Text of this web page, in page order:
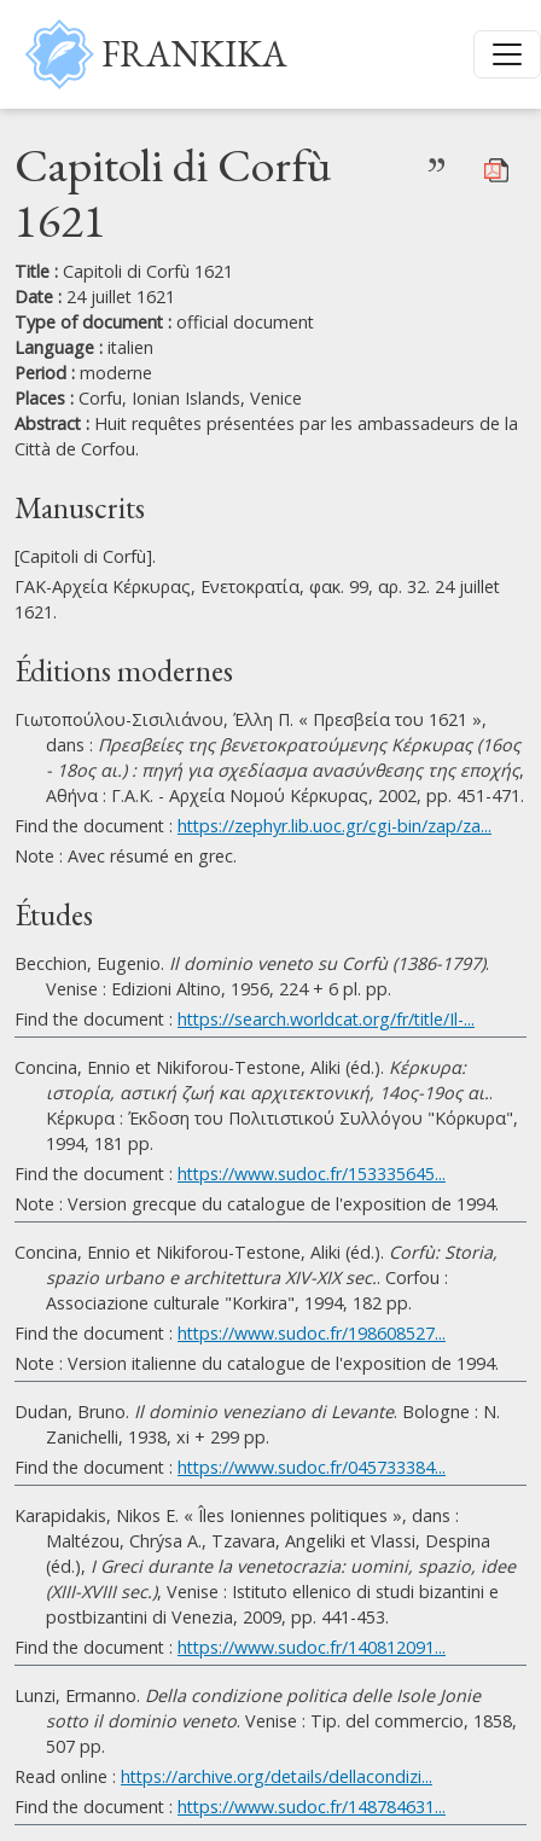
Skip to main content
FRANKIKA
Capitoli di Corfù
1621
”
Title : Capitoli di Corfù 1621
Date : 24 juillet 1621
Type of document : official document
Language : italien
Period : moderne
Places : Corfu, Ionian Islands, Venice
Abstract : Huit requêtes présentées par les ambassadeurs de la
Città de Corfou.
Manuscrits
[Capitoli di Corfù].
ΓΑΚ-Αρχεία Κέρκυρας, Ενετοκρατία, φακ. 99, αρ. 32. 24 juillet
1621.
Éditions modernes
Γιωτοπούλου-Σισιλιάνου, Έλλη Π. « Πρεσβεία του 1621 »,
dans : Πρεσβείες της βενετοκρατούμενης Κέρκυρας (16ος
- 18ος αι.) : πηγή για σχεδίασμα ανασύνθεσης της εποχής,
Αθήνα : Γ.Α.Κ. - Αρχεία Νομού Κέρκυρας, 2002, pp. 451-471.
Find the document : https://zephyr.lib.uoc.gr/cgi-bin/zap/za...
Note : Avec résumé en grec.
Études
Becchion, Eugenio. Il dominio veneto su Corfù (1386-1797).
Venise : Edizioni Altino, 1956, 224 + 6 pl. pp.
Find the document : https://search.worldcat.org/fr/title/Il-...
Concina, Ennio et Nikiforou-Testone, Aliki (éd.). Κέρκυρα:
ιστορία, αστική ζωή και αρχιτεκτονική, 14ος-19ος αι..
Κέρκυρα : Έκδοση του Πολιτιστικού Συλλόγου "Κόρκυρα",
1994, 181 pp.
Find the document : https://www.sudoc.fr/153335645...
Note : Version grecque du catalogue de l'exposition de 1994.
Concina, Ennio et Nikiforou-Testone, Aliki (éd.). Corfù: Storia,
spazio urbano e architettura XIV-XIX sec.. Corfou :
Associazione culturale "Korkira", 1994, 182 pp.
Find the document : https://www.sudoc.fr/198608527...
Note : Version italienne du catalogue de l'exposition de 1994.
Dudan, Bruno. Il dominio veneziano di Levante. Bologne : N.
Zanichelli, 1938, xi + 299 pp.
Find the document : https://www.sudoc.fr/045733384...
Karapidakis, Nikos E. « Îles Ioniennes politiques », dans :
Maltézou, Chrýsa A., Tzavara, Angeliki et Vlassi, Despina
(éd.), I Greci durante la venetocrazia: uomini, spazio, idee
(XIII-XVIII sec.), Venise : Istituto ellenico di studi bizantini e
postbizantini di Venezia, 2009, pp. 441-453.
Find the document : https://www.sudoc.fr/140812091...
Lunzi, Ermanno. Della condizione politica delle Isole Jonie
sotto il dominio veneto. Venise : Tip. del commercio, 1858,
507 pp.
Read online : https://archive.org/details/dellacondizi...
Find the document : https://www.sudoc.fr/148784631...